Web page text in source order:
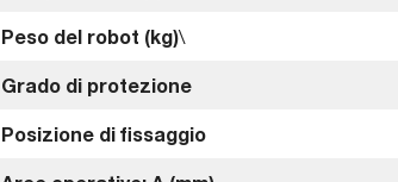
Peso del robot (kg)\
Grado di protezione
Posizione di fissaggio